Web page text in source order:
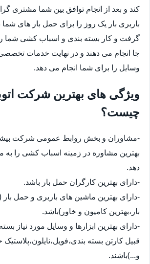
کند و بعد از انجام توافق بین شما مشتری
باربری بار یک روز را برای حمل بار های
گرفت و کار بسته بندی و اسباب کشی شما
جا انجام می دهند و در نهایت خدمات
وسایل را برای شما انجام می دهد.
ویژگی های بهترین شرکت
چیست؟
-مشاوران و بخش روابط عمومی شرکت
بهترین مشاوره در زمینه اسباب کشی را به
دهد.
-دارای بهترین کارگران حمل بار باشد.
-دارای بهترین ماشین های باربری و حمل بار
بار،بهترین کامیون و خاور)باشد.
-دارای بهترین ابزارها و وسایل مورد نیاز بسته
قبیل کارتن بسته بندی،فویل،نایلون،پلاستیک
و...)باشند.